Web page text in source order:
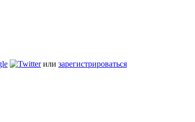
или зарегистрироваться